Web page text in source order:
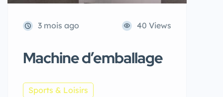
3 mois ago 40 Views
Machine d’emballage
Sports & Loisirs